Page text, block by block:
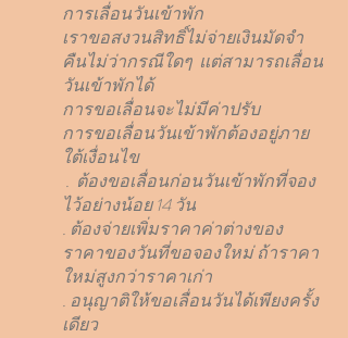
การเลื่อนวันเข้าพัก
เราขอสงวนสิทธิ์ไม่จ่ายเงินมัดจำ
คืนไม่ว่ากรณีใดๆ แต่สามารถเลื่อน
วันเข้าพักได้
การขอเลื่อนจะไม่มีค่าปรับ
การขอเลื่อนวันเข้าพักต้องอยู่ภาย
ใต้เงื่อนไข
. ต้องขอเลื่อนก่อนวันเข้าพักที่จอง
ไว้อย่างน้อย 14 วัน
. ต้องจ่ายเพิ่มราคาค่าต่างของ
ราคาของวันที่ขอจองใหม่ ถ้าราคา
ใหม่สูงกว่าราคาเก่า
. อนุญาติให้ขอเลื่อนวันได้เพียงครั้ง
เดียว